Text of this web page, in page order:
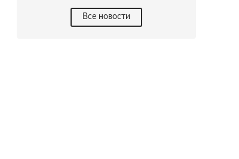
Все новости